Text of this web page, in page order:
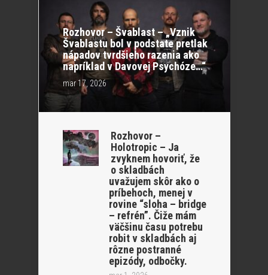
Rozhovor – Švablast – „Vznik
Švablastu bol v podstate pretlak
nápadov tvrdšieho razenia ako
napríklad v Davovej Psychóze…“
mar 17, 2026
Rozhovor –
Holotropic – Ja
zvyknem hovoriť, že
o skladbách
uvažujem skôr ako o
príbehoch, menej v
rovine “sloha – bridge
– refrén”. Čiže mám
väčšinu času potrebu
robit v skladbách aj
rôzne postranné
epizódy, odbočky.